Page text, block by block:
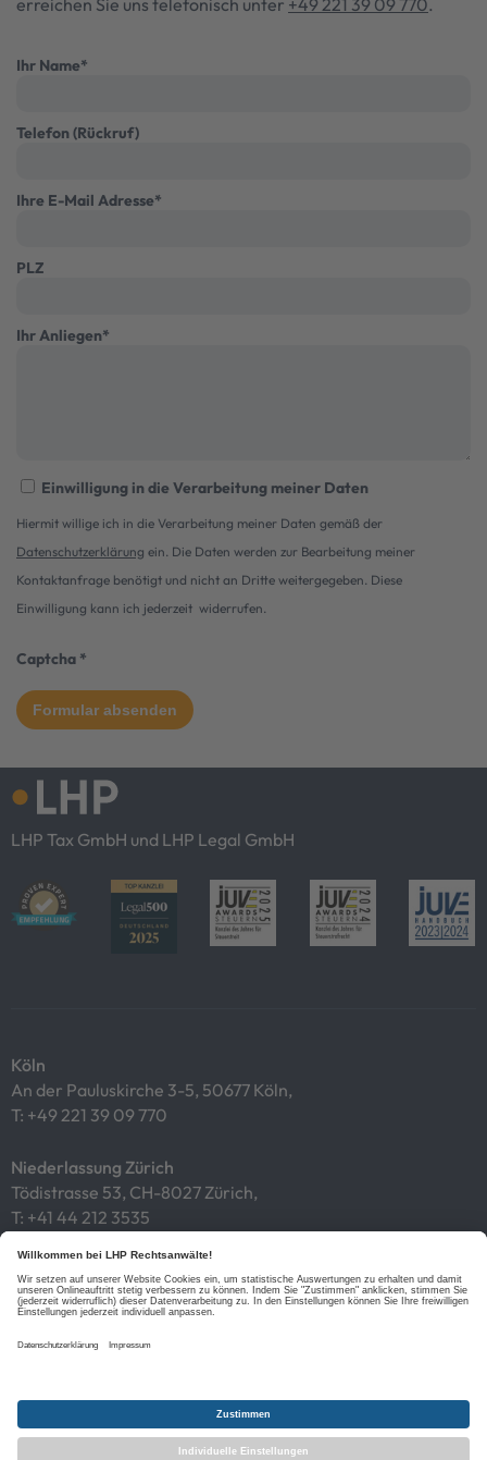
erreichen Sie uns telefonisch unter +49 221 39 09 770.
Ihr Name*
Telefon (Rückruf)
Ihre E-Mail Adresse*
PLZ
Ihr Anliegen*
Einwilligung in die Verarbeitung meiner Daten
Hiermit willige ich in die Verarbeitung meiner Daten gemäß der
Datenschutzerklärung ein. Die Daten werden zur Bearbeitung meiner
Kontaktanfrage benötigt und nicht an Dritte weitergegeben. Diese
Einwilligung kann ich jederzeit widerrufen.
Captcha *
LHP Tax GmbH und LHP Legal GmbH
Köln
An der Pauluskirche 3-5, 50677 Köln,
T: +49 221 39 09 770
Niederlassung Zürich
Tödistrasse 53, CH-8027 Zürich,
T: +41 44 212 3535